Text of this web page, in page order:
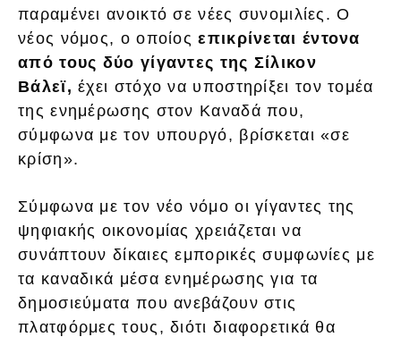
παραμένει ανοικτό σε νέες συνομιλίες. Ο
νέος νόμος, ο οποίοςεπικρίνεται έντονα
από τους δύο γίγαντες της Σίλικον
Βάλεϊ, έχει στόχο να υποστηρίξει τον τομέα
της ενημέρωσης στον Καναδά που,
σύμφωνα με τον υπουργό, βρίσκεται «σε
κρίση».
Σύμφωνα με τον νέο νόμο οι γίγαντες της
ψηφιακής οικονομίας χρειάζεται να
συνάπτουν δίκαιες εμπορικές συμφωνίες με
τα καναδικά μέσα ενημέρωσης για τα
δημοσιεύματα που ανεβάζουν στις
πλατφόρμες τους, διότι διαφορετικά θα